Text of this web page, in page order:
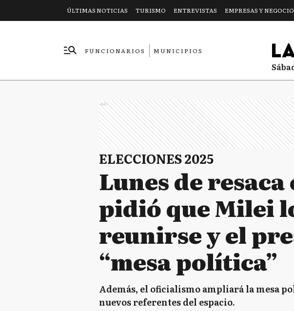
ÚLTIMAS NOTICIAS TURISMO ENTREVISTAS EMPRESAS Y
FUNCIONARIOS
MUNICIPIOS
Ads
ELECCIONES 2025
Lunes de
pidió que Milei
reunirse y el
“mesa política”
Además, el oficialismo ampliará la mesa
nuevos referentes del espacio.